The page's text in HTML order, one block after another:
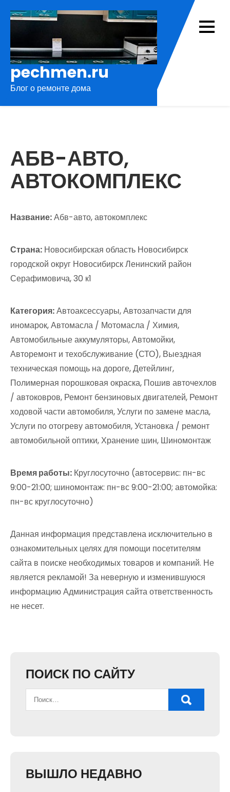
pechmen.ru
Блог о ремонте дома
АБВ-АВТО,
АВТОКОМПЛЕКС
Название:Абв-авто, автокомплекс
Страна: Новосибирская область Новосибирск
городской округ Новосибирск Ленинский район
Серафимовича, 30 к1
Категория:Автоаксессуары, Автозапчасти для
иномарок, Автомасла / Мотомасла / Химия,
Автомобильные аккумуляторы, Автомойки,
Авторемонт и техобслуживание (СТО), Выездная
техническая помощь на дороге, Детейлинг,
Полимерная порошковая окраска, Пошив авточехлов
/ автоковров, Ремонт бензиновых двигателей, Ремонт
ходовой части автомобиля, Услуги по замене масла,
Услуги по отогреву автомобиля, Установка / ремонт
автомобильной оптики, Хранение шин, Шиномонтаж
Время работы: Круглосуточно (автосервис: пн-вс
9:00-21:00; шиномонтаж: пн-вс 9:00-21:00; автомойка:
пн-вс круглосуточно)
Данная информация представлена исключительно в
ознакомительных целях для помощи посетителям
сайта в поиске необходимых товаров и компаний. Не
является рекламой! За неверную и изменившуюся
информацию Администрация сайта ответственность
не несет.
ПОИСК ПО САЙТУ
ВЫШЛО НЕДАВНО